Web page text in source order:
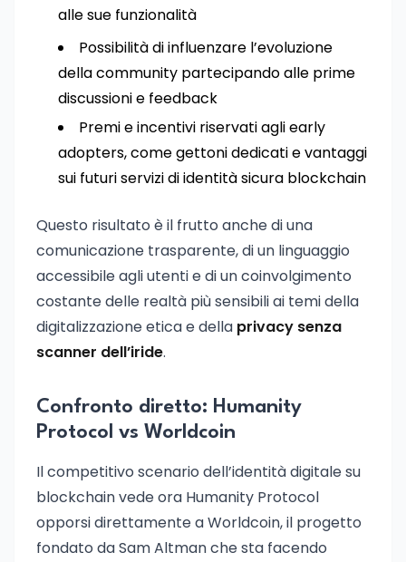
alle sue funzionalità
Possibilità di influenzare l’evoluzione
della community partecipando alle prime
discussioni e feedback
Premi e incentivi riservati agli early
adopters, come gettoni dedicati e vantaggi
sui futuri servizi di identità sicura blockchain
Questo risultato è il frutto anche di una
comunicazione trasparente, di un linguaggio
accessibile agli utenti e di un coinvolgimento
costante delle realtà più sensibili ai temi della
digitalizzazione etica e della privacy senza
scanner dell’iride.
Confronto diretto: Humanity
Protocol vs Worldcoin
Il competitivo scenario dell’identità digitale su
blockchain vede ora Humanity Protocol
opporsi direttamente a Worldcoin, il progetto
fondato da Sam Altman che sta facendo